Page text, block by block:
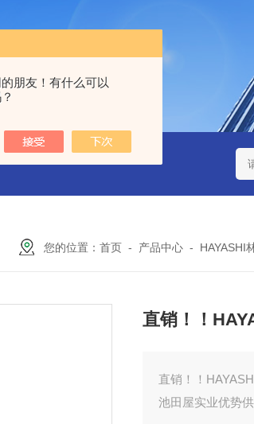
朋友！有什么可以
池田屋！！TORAY东丽 TZP氧化锆陶瓷研
您的位置：首页 - 产品中心 - HAYASHI
直销！！
直销！！
池田屋实业优势